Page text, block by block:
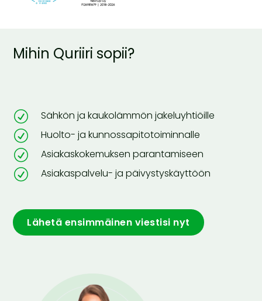
Mihin Quriiri sopii?
R Sähkön ja kaukolämmön jakeluyhtiöille
R Huolto- ja kunnossapitotoiminnalle
R Asiakaskokemuksen parantamiseen
R Asiakaspalvelu- ja päivystyskäyttöön
Lähetä ensimmäinen viestisi nyt